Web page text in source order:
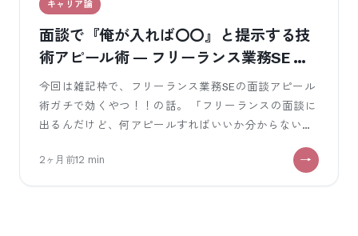
キャリア論
面談で『俺が入れば〇〇』と提示する技
術アピール術 — フリーランス業務SE の
単価交渉の核
今回は雑記枠で、フリーランス業務SEの面談アピール
術ガチで効くやつ！！の話。 「フリーランスの面談に
出るんだけど、何アピールすればいいか分からない」
2ヶ月前12 min